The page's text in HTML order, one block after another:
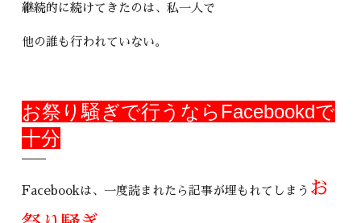
継続的に続けてきたのは、私一人で
他の誰も行われていない。
お祭り騒ぎで行うならFacebookdで
十分
Facebookは、一度読まれたら記事が埋もれてしまう お